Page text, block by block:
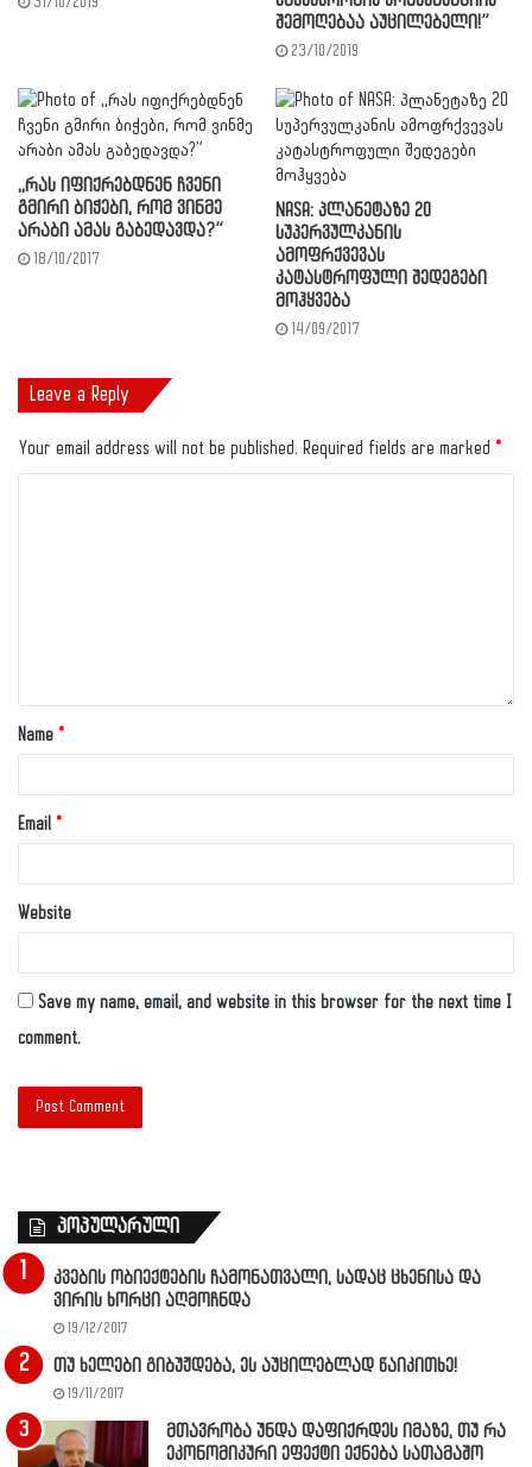
შემოღებაა აუცილებელი!”
23/10/2019
,,რას იფიქრებდნენ ჩვენი
გმირი ბიჭები, რომ ვინმე
არაბი ამას გაბედავდა?”
18/10/2017
NASA: პლანეტაზე 20
სუპერვულკანის
ამოფრქვევას
კატასტროფული შედეგები
მოჰყვება
14/09/2017
Leave a Reply
Your email address will not be published. Required fields are marked *
Name *
Email *
Website
Save my name, email, and website in this browser for the next time I
comment.
პოპულარული
კვების ობიექტების ჩამონათვალი, სადაც ცხენისა და
ვირის ხორცი აღმოჩნდა
19/12/2017
თუ ხელები გიბუჟდება, ეს აუცილებლად წაიკითხე!
19/11/2017
მთავრობა უნდა დაფიქრდეს იმაზე, თუ რა
ეკონომიკური ეფექტი ექნება სათამაშო